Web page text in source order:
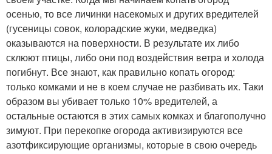
осенью, то все личинки насекомых и других вредителей
(гусеницы совок, колорадские жуки, медведка)
оказываются на поверхности. В результате их либо
склюют птицы, либо они под воздействия ветра и холода
погибнут. Все знают, как правильно копать огород:
только комками и не в коем случае не разбивать их. Таки
образом вы убивает только 10% вредителей, а
остальные остаются в этих самых комках и благополучно
зимуют. При перекопке огорода активизируются все
азотфиксирующие организмы, которые в свою очередь